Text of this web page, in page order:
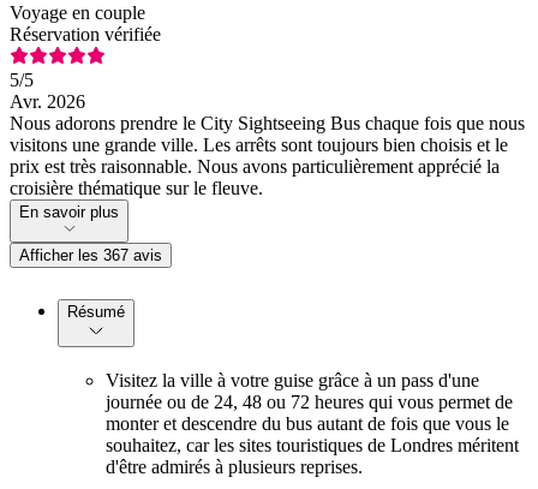
Voyage en couple
Réservation vérifiée
5/5
Avr. 2026
Nous adorons prendre le City Sightseeing Bus chaque fois que nous
visitons une grande ville. Les arrêts sont toujours bien choisis et le
prix est très raisonnable. Nous avons particulièrement apprécié la
croisière thématique sur le fleuve.
En savoir plus
Afficher les 367 avis
Résumé
Visitez la ville à votre guise grâce à un pass d'une
journée ou de 24, 48 ou 72 heures qui vous permet de
monter et descendre du bus autant de fois que vous le
souhaitez, car les sites touristiques de Londres méritent
d'être admirés à plusieurs reprises.